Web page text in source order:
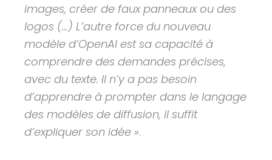
images, créer de faux panneaux ou des
logos (…) L’autre force du nouveau
modèle d’OpenAI est sa capacité à
comprendre des demandes précises,
avec du texte. Il n’y a pas besoin
d’apprendre à prompter dans le langage
des modèles de diffusion, il suffit
d’expliquer son idée ».